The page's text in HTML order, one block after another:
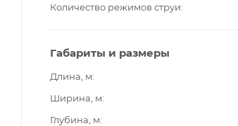
Количество режимов струи
Габариты и размеры
Длина, м
Ширина, м
Глубина, м